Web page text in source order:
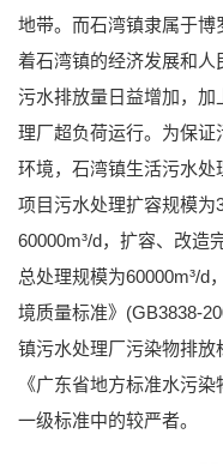
地带。而石湾镇隶属于
着石湾镇的经济发展和
污水排放量日益增加，
理厂超负荷运行。为保
环境，石湾镇生活污水
项目污水处理扩容规模为
60000m³/d，扩容、改造
总处理规模为60000m³/d
境质量标准》(GB3838-
镇污水处理厂污染物排放
《广东省地方标准水污
一级标准中的较严者。